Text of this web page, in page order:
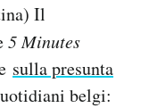
Il
5 Minutes
sulla presunta
belgi: